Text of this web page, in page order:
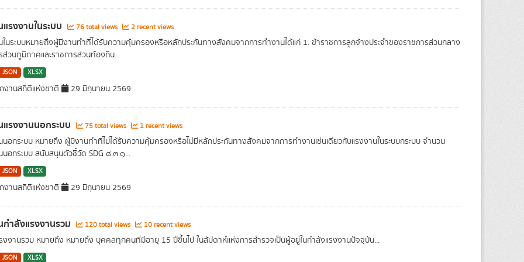
รงงานในระบบ 76 total views 2 recent views
ในระบบหมายถึงผู้มีงานทําที่ได้รับความคุ้มครองหรือหลักประกันทางสังคมจากการทํางานได้แก่ 1. ข้าราชการลูกจ้างประจําของราชการส่วนกลาง
ส่วนภูมิภาคและราชการส่วนท้องถิ่น...
JSON XLSX
านสถิติแห่งชาติ 29 มิถุนายน 2569
รงงานนอกระบบ 75 total views 1 recent views
นอกระบบ หมายถึง ผู้มีงานทําที่ไม่ได้รับความคุ้มครองหรือไม่มีหลักประกันทางสังคมจากการทํางานเช่นเดียวกับแรงงานในระบบกระบบ จำนวน
นอกระบบ สนับสนุนตัวชี้วัด SDG ๘.๓.๑...
JSON XLSX
านสถิติแห่งชาติ 29 มิถุนายน 2569
ำลังแรงงานรวม 120 total views 10 recent views
งงานรวม หมายถึง หมายถึง บุคคลทุกคนที่มีอายุ 15 ปีขึ้นไป ในสัปดาห์แห่งการสำรวจเป็นผู้อยู่ในกำลังแรงงานปัจจุบัน...
JSON XLSX